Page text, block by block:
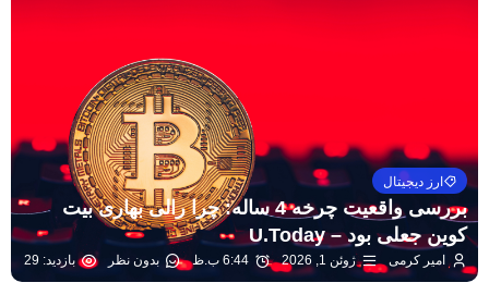
ارز دیجیتال
بررسی واقعیت چرخه 4 ساله: چرا رالی بهاری بیت
کوین جعلی بود – U.Today
امیر کرمی ژوئن 1, 2026 6:44 ب.ظ بدون نظر بازدید: 29